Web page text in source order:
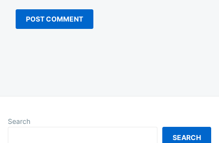
Search
SEARCH